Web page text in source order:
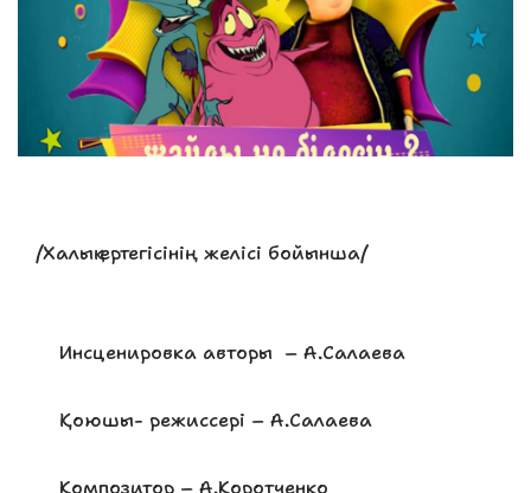
/Халық ертегісінің желісі бойынша/
Инсценировка авторы – А.Салаева
Қоюшы- режиссері – А.Салаева
Композитор – А.Коротченко